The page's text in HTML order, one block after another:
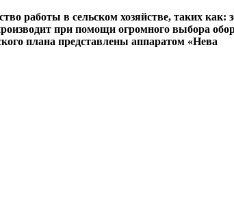
работы в сельском хозяйстве, таких
при помощи огромного выбора
плана представлены аппаратом «Нева